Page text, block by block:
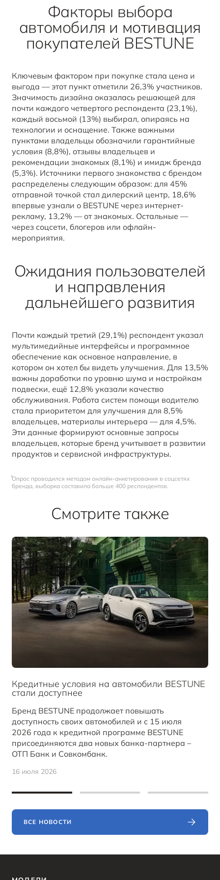
Факторы выбора
автомобиля и мотивация
покупателей BESTUNE
Ключевым фактором при покупке стала цена и
выгода — этот пункт отметили 26,3% участников.
Значимость дизайна оказалась решающей для
почти каждого четвертого респондента (23,1%),
каждый восьмой (13%) выбирал, опираясь на
технологии и оснащение. Также важными
пунктами владельцы обозначили гарантийные
условия (8,8%), отзывы владельцев и
рекомендации знакомых (8,1%) и имидж бренда
(5,3%). Источники первого знакомства с брендом
распределены следующим образом: для 45%
отправной точкой стал дилерский центр, 18,6%
впервые узнали о BESTUNE через интернет-
рекламу, 13,2% — от знакомых. Остальные —
через соцсети, блогеров или офлайн-
мероприятия.
Ожидания пользователей
и направления
дальнейшего развития
Почти каждый третий (29,1%) респондент указал
мультимедийные интерфейсы и программное
обеспечение как основное направление, в
котором он хотел бы видеть улучшения. Для 13,5%
важны доработки по уровню шума и настройкам
подвески, ещё 12,8% указали качество
обслуживания. Работа систем помощи водителю
стала приоритетом для улучшения для 8,5%
владельцев, материалы интерьера — для 4,5%.
Эти данные формируют основные запросы
владельцев, которые бренд учитывает в развитии
продуктов и сервисной инфраструктуры.
⃰Опрос проводился методом онлайн-анкетирования в соцсетях
бренда, выборка составила больше 400 респондентов.
Смотрите также
Кредитные условия на автомобили BESTUNE
стали доступнее
Бренд BESTUNE продолжает повышать
доступность своих автомобилей и с 15 июля
2026 года к кредитной программе BESTUNE
присоединяются два новых банка-партнера –
ОТП Банк и Совкомбанк.
16 июля 2026
ВСЕ НОВОСТИ